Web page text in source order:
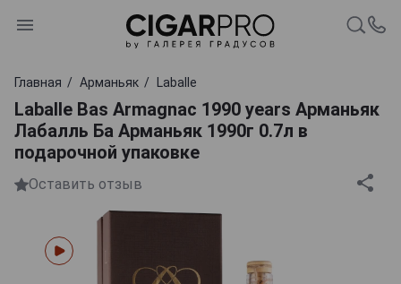
Главная Арманьяк Laballe
Laballe Bas Armagnac 1990 years Арманьяк
Лабалль Ба Арманьяк 1990г 0.7л в
подарочной упаковке
Оставить отзыв